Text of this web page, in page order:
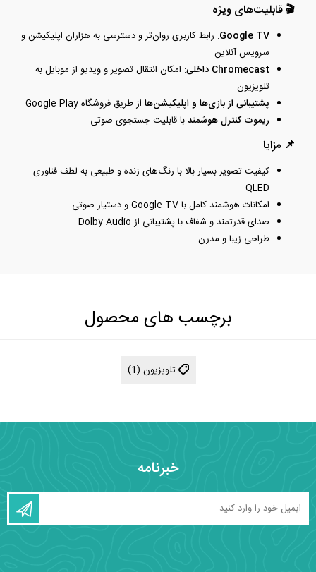
🎬 قابلیت‌های ویژه
Google TV: رابط کاربری روان‌تر و دسترسی به هزاران اپلیکیشن و
سرویس آنلاین
Chromecast داخلی
: امکان انتقال تصویر و ویدیو از موبایل به
تلویزیون
پشتیبانی از بازی‌ها و اپلیکیشن‌ها از طریق فروشگاه Google Play
ریموت کنترل هوشمندبا قابلیت جستجوی صوتی
📌 مزایا
کیفیت تصویر بسیار بالا با رنگ‌های زنده و طبیعی به لطف فناوری
QLED
امکانات هوشمند کامل با Google TV و دستیار صوتی
صدای قدرتمند و شفاف با پشتیبانی از Dolby Audio
طراحی زیبا و مدرن
برچسب های محصول
تلویزیون (1)
خبرنامه